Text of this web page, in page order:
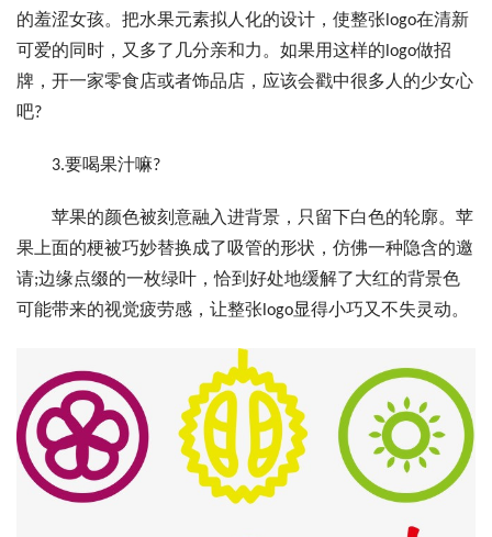
的羞涩女孩。把水果元素拟人化的设计，使整张logo在清新
可爱的同时，又多了几分亲和力。如果用这样的logo做招
牌，开一家零食店或者饰品店，应该会戳中很多人的少女心
吧?
3.要喝果汁嘛?
苹果的颜色被刻意融入进背景，只留下白色的轮廓。苹
果上面的梗被巧妙替换成了吸管的形状，仿佛一种隐含的邀
请;边缘点缀的一枚绿叶，恰到好处地缓解了大红的背景色
可能带来的视觉疲劳感，让整张logo显得小巧又不失灵动。